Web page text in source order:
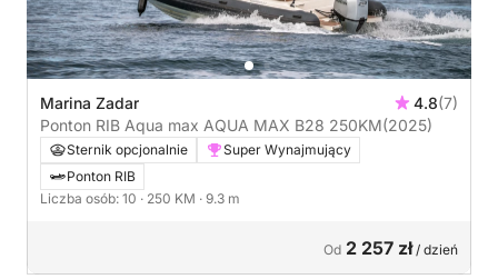
Marina Zadar 4.8(7)
Ponton RIB Aqua max AQUA MAX B28 250KM(2025)
Sternik opcjonalnie
Super Wynajmujący
Ponton RIB
Liczba osób: 10 · 250 KM · 9.3 m
Od 2 257 zł/ dzień